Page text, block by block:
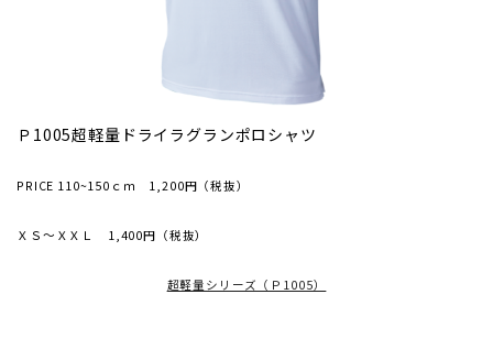
Ｐ1005超軽量ドライラグランポロシャツ
PRICE 110~150ｃｍ 1,200円（税抜）
ＸＳ～ＸＸＬ 1,400円（税抜）
超軽量シリーズ（Ｐ1005）